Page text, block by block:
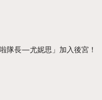
隊長—尤妮思」加入後宮！